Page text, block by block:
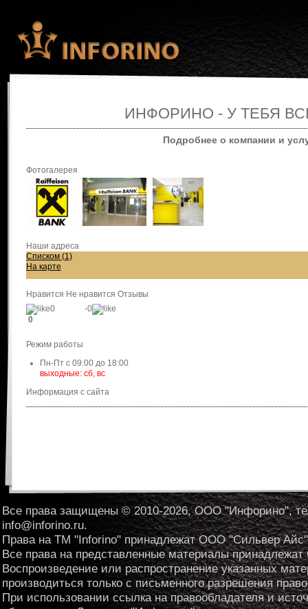
ИНФОРИНО - У ТЕБЯ
Подробнее о компании и
Фотогалерея
Наши адреса
Списком (1)
На карте
Нравится Не нравится Отзывы
0
-0
0
Режим работы
Пн-Пт с 09:00 до 18:00
выходные: сб, вс
Информация с сайта
Все права защищены © 2010-2026, ООО "Инфорино",
info@inforino.ru.
Права на ТМ "Inforino" принадлежат ООО "Сильвер
Все права на представленные материалы
Воспроизведение или распространение указанных
производиться только с письменного разрешения
При использовании ссылка на правообладателя и